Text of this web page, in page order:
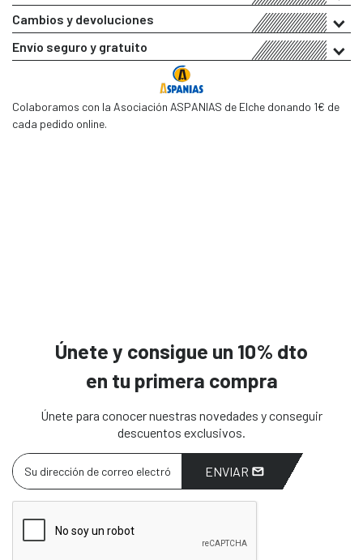
Cambios y devoluciones
Envío seguro y gratuito
Colaboramos con la Asociación ASPANIAS de Elche donando 1€ de
cada pedido online.
Únete y consigue un 10% dto
en tu primera compra
Únete para conocer nuestras novedades y conseguir
descuentos exclusivos.
ENVIAR